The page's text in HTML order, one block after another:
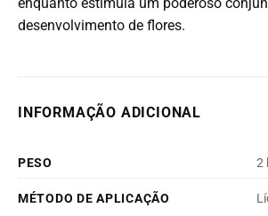
desenvolvimento de flores.
INFORMAÇÃO ADICIONAL
PESO 2
MÉTODO DE APLICAÇÃO